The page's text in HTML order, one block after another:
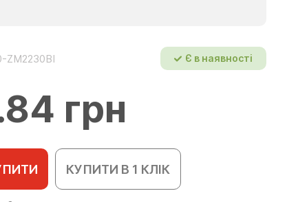
ZM2230BI Є в наявності
грн
КУПИТИ В 1 КЛІК